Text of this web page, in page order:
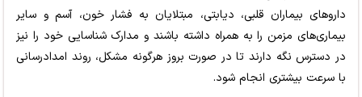
داروهای بیماران قلبی، دیابتی، مبتلایان به فشار خون، آسم و سایر
بیماری‌های مزمن را به همراه داشته باشند و مدارک شناسایی خود را نیز
در دسترس نگه دارند تا در صورت بروز هرگونه مشکل، روند امدادرسانی
با سرعت بیشتری انجام شود.